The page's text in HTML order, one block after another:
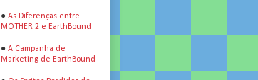
● As Diferenças entre
MOTHER 2 e EarthBound
● A Campanha de
Marketing de EarthBound